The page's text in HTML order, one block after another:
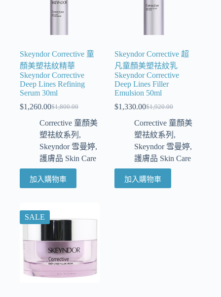
Skeyndor Corrective 童
顏美塑祛紋精華
Skeyndor Corrective
Deep Lines Refining
Serum 30ml
$1,800.00
$1,260.00
Corrective 童顏美
塑祛紋系列 ,
Skeyndor 雪曼婷,
護膚品 Skin Care
加入購物車
Skeyndor Corrective 超
凡童顏美塑祛紋乳
Skeyndor Corrective
Deep Lines Filler
Emulsion 50ml
$1,920.00
$1,330.00
Corrective 童顏美
塑祛紋系列 ,
Skeyndor 雪曼婷,
護膚品 Skin Care
加入購物車
SALE